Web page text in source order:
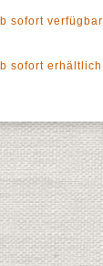
sofort verfügbar
sofort erhältlich